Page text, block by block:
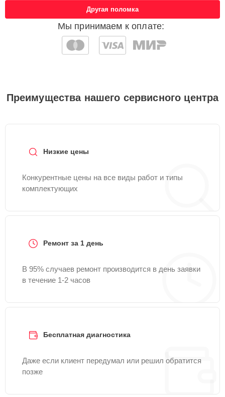
Мы принимаем к оплате:
Другая поломка
Преимущества нашего сервисного центра
Низкие цены
Конкурентные цены на все виды работ и типы
комплектующих
Ремонт за 1 день
В 95% случаев ремонт производится в день заявки
в течение 1-2 часов
Бесплатная диагностика
Даже если клиент передумал или решил обратится
позже